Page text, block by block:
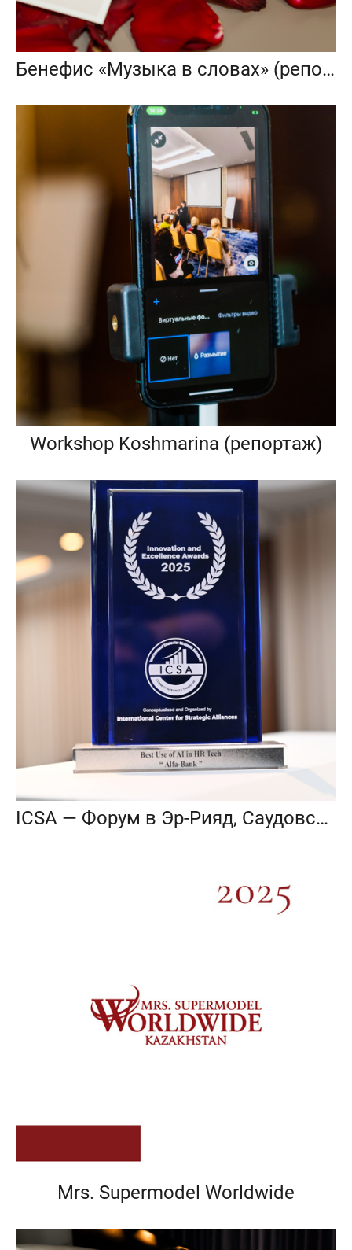
Бенефис «Музыка в словах» (репортаж)
Workshop Koshmarina (репортаж)
ICSA — Форум в Эр-Рияд, Саудовская Аравия (репортаж)
Mrs. Supermodel Worldwide